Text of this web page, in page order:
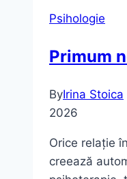
un
Psihologie
Primum
ByIrina Stoica
2026
Orice relație
creează